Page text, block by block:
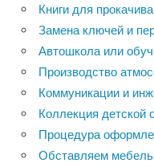
Книги для
Замена ключей и
Автошкола или
Производство
Коммуникации и
Коллекция детской
Процедура
Обставляем